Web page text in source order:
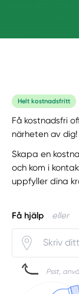
Helt kostnadsfritt
Få kostnadsfri
närheten av dig!
Skapa en
och kom i
uppfyller dina
Få hjälp eller
Psst,